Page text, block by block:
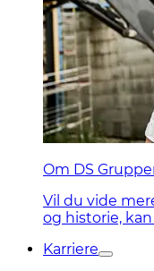
Om DS
Vil du vide
og historie,
Karriere